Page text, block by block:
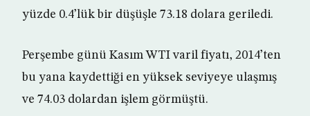
yüzde 0.4’lük bir düşüşle 73.18 dolara geriledi.
Perşembe günü Kasım WTI varil fiyatı, 2014’ten
bu yana kaydettiği en yüksek seviyeye ulaşmış
ve 74.03 dolardan işlem görmüştü.